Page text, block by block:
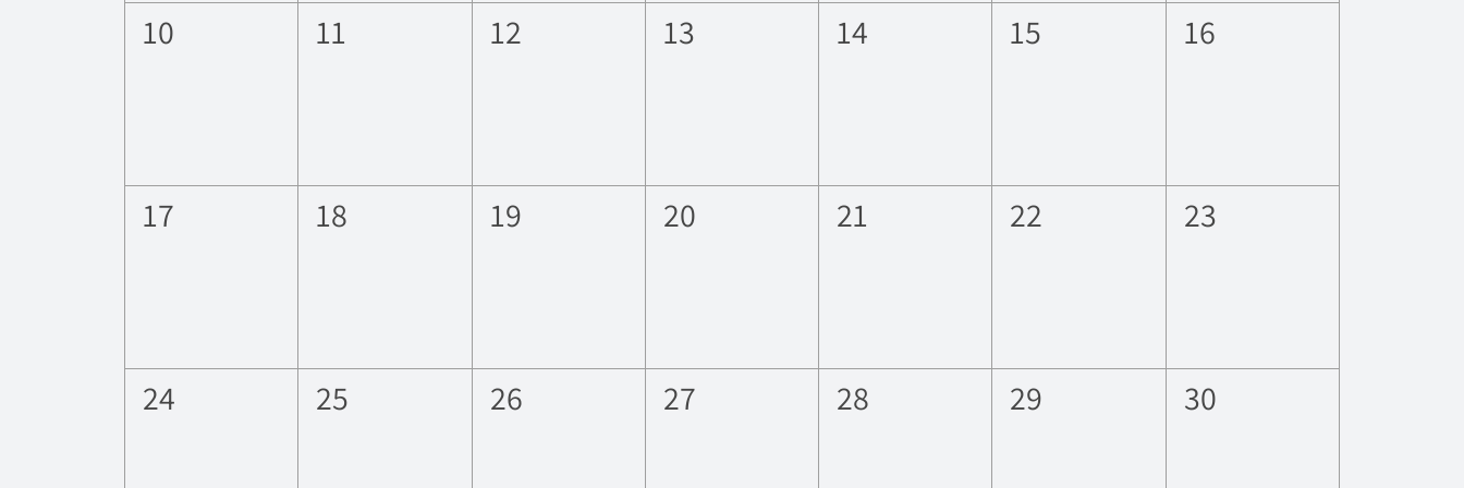
0
10
0
11
0
12
0
13
0
14
0
15
0
16
0
17
0
18
0
19
0
20
0
21
0
22
0
23
0
24
0
25
0
26
0
27
0
28
0
29
0
30